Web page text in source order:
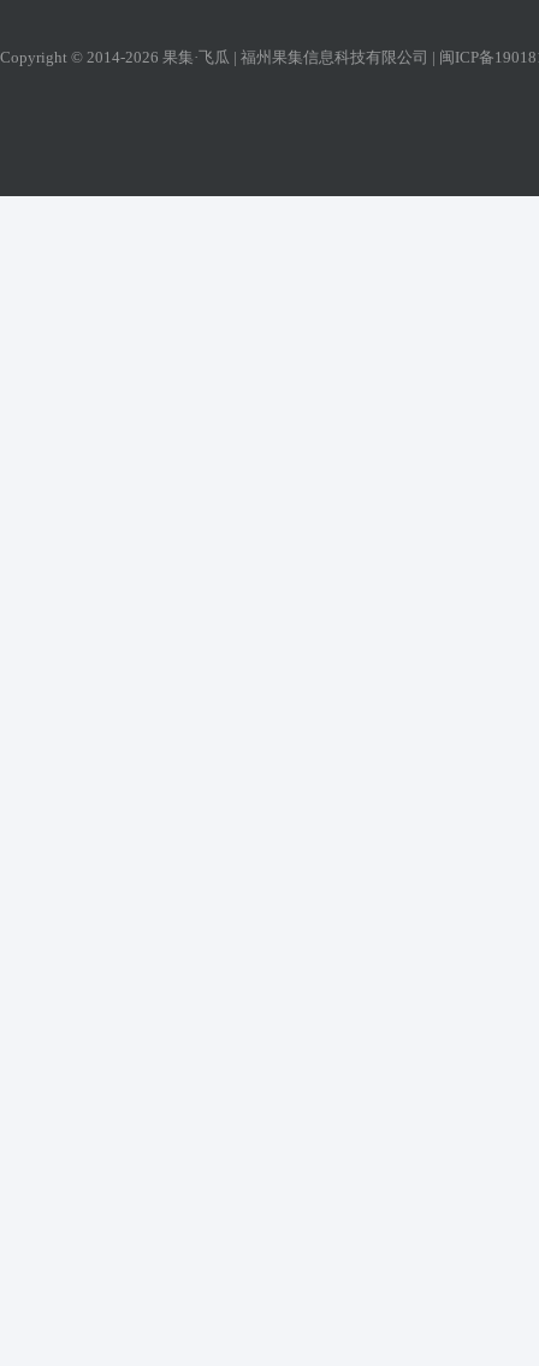
Copyright © 2014-2026 果集·飞瓜 | 福州果集信息科技有限公司 | 闽ICP备